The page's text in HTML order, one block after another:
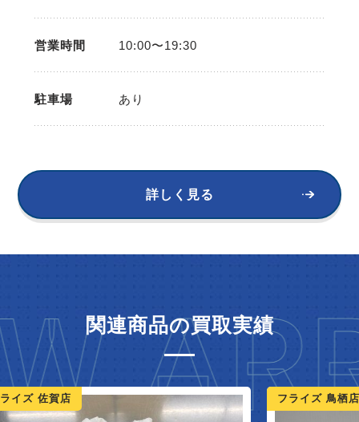
営業時間 10:00〜19:30
駐車場 あり
詳しく見る
関連商品の買取実績
イズ 佐賀店 フライズ 鳥栖店